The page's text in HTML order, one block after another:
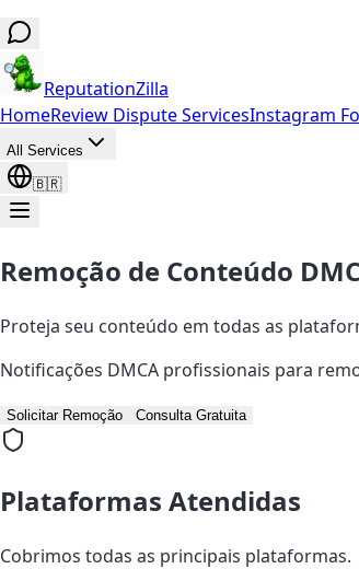
ReputationZilla
HomeReview Dispute ServicesInstagram
All Services
🇧🇷
Remoção de Conteúdo
Proteja seu conteúdo em todas as
Notificações DMCA profissionais para
Solicitar Remoção Consulta Gratuita
Plataformas Atendidas
Cobrimos todas as principais plataformas.